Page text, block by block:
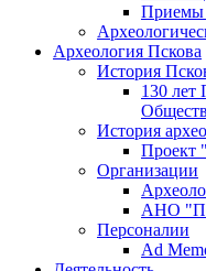
Приемы
Археология Пскова
История
130 лет
История
Проект
Организации
АНО
Персоналии
Ad